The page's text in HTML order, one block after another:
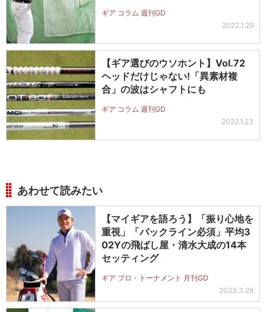
ギア コラム 週刊GD
2022.1.29
【ギア選びのウソホント】Vol.72
ヘッドだけじゃない!「異素材複
合」の波はシャフトにも
ギア コラム 週刊GD
2022.1.23
あわせて読みたい
【マイギアを語ろう】「振り心地を
重視」「バックライン必須」平均3
02Yの飛ばし屋・清水大成の14本
セッティング
ギア プロ・トーナメント 月刊GD
2023.3.28